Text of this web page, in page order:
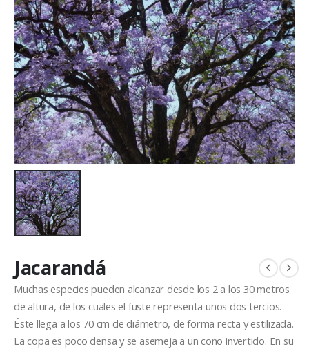
Jacarandá
Muchas especies pueden alcanzar desde los 2 a los 30 metros
de altura, de los cuales el fuste representa unos dos tercios.
Éste llega a los 70 cm de diámetro, de forma recta y estilizada.
La copa es poco densa y se asemeja a un cono invertido. En su